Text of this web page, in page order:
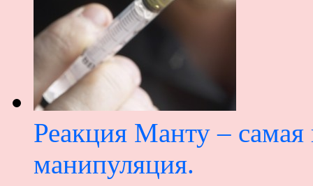
Реакция Манту – самая
манипуляция.